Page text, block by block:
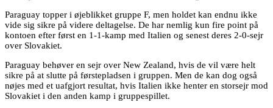
Paraguay topper i øjeblikket gruppe F, men holdet kan endnu ikke
vide sig sikre på videre deltagelse. De har nemlig kun fire point på
kontoen efter først en 1-1-kamp med Italien og senest deres 2-0-sejr
over Slovakiet.
Paraguay behøver en sejr over New Zealand, hvis de vil være helt
sikre på at slutte på førstepladsen i gruppen. Men de kan dog også
nøjes med et uafgjort resultat, hvis Italien ikke henter en storsejr mod
Slovakiet i den anden kamp i gruppespillet.